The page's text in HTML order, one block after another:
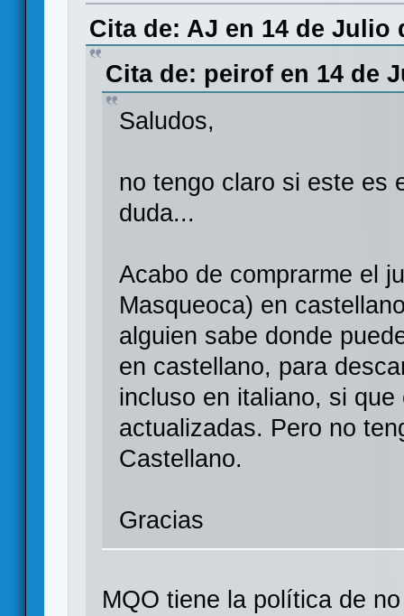
Cita de: AJ en 14 de Julio
Cita de: peirof en 14 de
Saludos,
no tengo claro si este es
duda...
Acabo de comprarme el
Masqueoca) en
alguien sabe donde
en castellano, para
incluso en italiano, si
actualizadas. Pero no
Castellano.
Gracias
MQO tiene la política de